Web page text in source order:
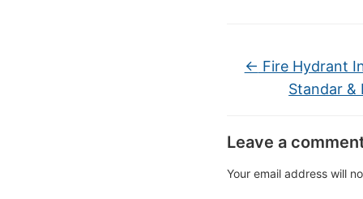
← Fire Hydrant
Standar &
Leave a
Your email address will